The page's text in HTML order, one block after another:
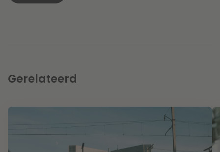
Gerelateerd